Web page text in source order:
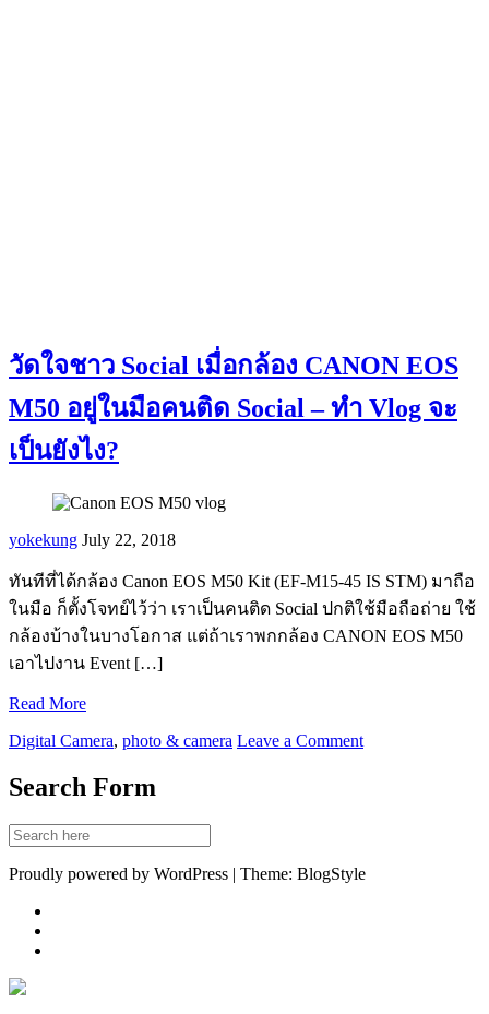
วัดใจชาว Social เมื่อกล้อง CANON EOS
M50 อยู่ในมือคนติด Social – ทำ Vlog จะ
เป็นยังไง?
yokekung July 22, 2018
ทันทีที่ได้กล้อง Canon EOS M50 Kit (EF-M15-45 IS STM) มาถือ
ในมือ ก็ตั้งโจทย์ไว้ว่า เราเป็นคนติด Social ปกติใช้มือถือถ่าย ใช้
กล้องบ้างในบางโอกาส แต่ถ้าเราพกกล้อง CANON EOS M50
เอาไปงาน Event […]
Read More
Digital Camera, photo & camera Leave a Comment
Search Form
Proudly powered by WordPress | Theme: BlogStyle